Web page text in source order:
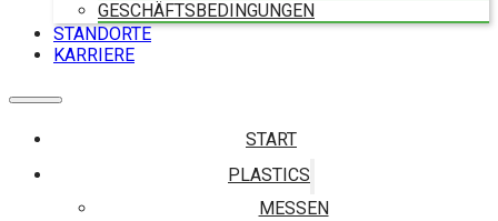
GESCHÄFTSBEDINGUNGEN
STANDORTE
KARRIERE
START
PLASTICS
MESSEN